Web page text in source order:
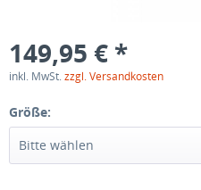
149,95 € *
inkl. MwSt.zzgl. Versandkosten
Größe:
Bitte wählen